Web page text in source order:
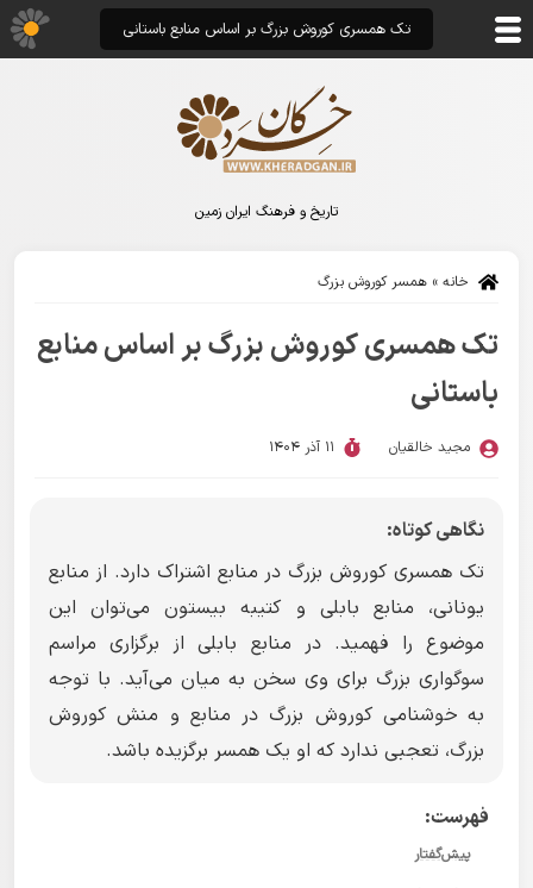
تاریخ و فرهنگ ایران زمین
خانه » همسر کوروش بزرگ
تک همسری کوروش بزرگ بر اساس منابع
باستانی
مجید خالقیان 11 آذر 1404
نگاهی کوتاه:
تک همسری کوروش بزرگ در منابع اشتراک دارد. از منابع
یونانی، منابع بابلی و کتیبه بیستون می‌توان این
موضوع را فهمید. در منابع بابلی از برگزاری مراسم
سوگواری بزرگ برای وی سخن به میان می‌آید. با توجه
به خوشنامی کوروش بزرگ در منابع و منش کوروش
بزرگ، تعجبی ندارد که او یک همسر برگزیده باشد.
فهرست:
پیش‌گفتار
تک همسری کوروش بزرگ بر اساس منابع باستانی